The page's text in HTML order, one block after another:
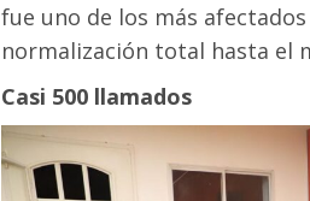
fue uno de los más
normalización total hasta el
Casi 500 llamados